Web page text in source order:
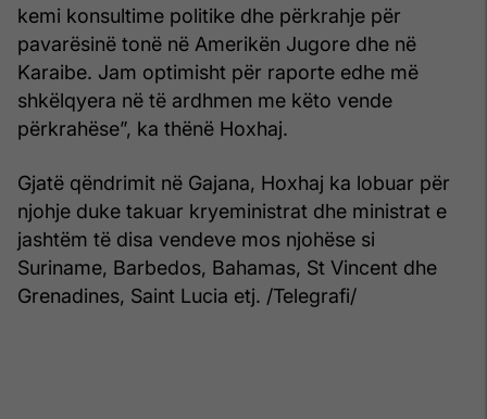
kemi konsultime politike dhe përkrahje për
pavarësinë tonë në Amerikën Jugore dhe në
Karaibe. Jam optimisht për raporte edhe më
shkëlqyera në të ardhmen me këto vende
përkrahëse”, ka thënë Hoxhaj.
Gjatë qëndrimit në Gajana, Hoxhaj ka lobuar për
njohje duke takuar kryeministrat dhe ministrat e
jashtëm të disa vendeve mos njohëse si
Suriname, Barbedos, Bahamas, St Vincent dhe
Grenadines, Saint Lucia etj. /Telegrafi/